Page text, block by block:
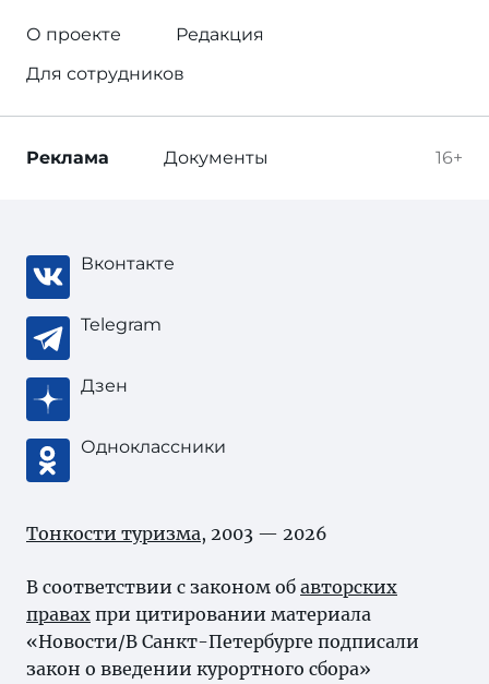
О проекте
Редакция
Для сотрудников
16+
Реклама Документы
Вконтакте
Telegram
Дзен
Одноклассники
Тонкости туризма, 2003 — 2026
В соответствии с законом об авторских
правах при цитировании материала
«Новости/В Санкт-Петербурге подписали
закон о введении курортного сбора»